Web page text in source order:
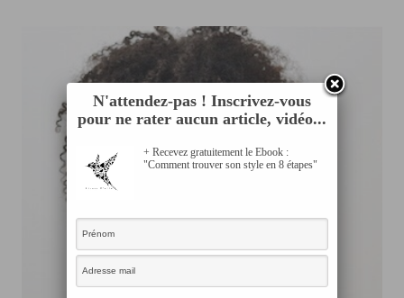
N'attendez-pas ! Inscrivez-vous
pour ne rater aucun article, vidéo...
+ Recevez gratuitement le Ebook :
"Comment trouver son style en 8 étapes"